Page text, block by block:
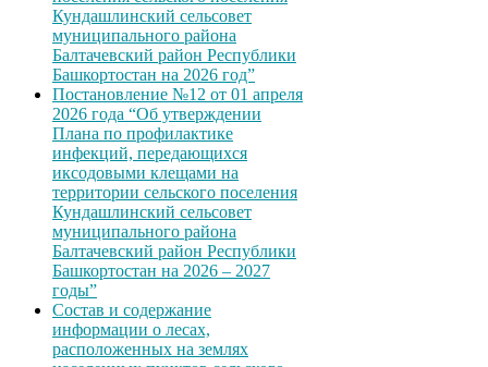
Кундашлинский сельсовет
муниципального района
Балтачевский район Республики
Башкортостан на 2026 год”
Постановление №12 от 01 апреля
2026 года “Об утверждении
Плана по профилактике
инфекций, передающихся
иксодовыми клещами на
территории сельского поселения
Кундашлинский сельсовет
муниципального района
Балтачевский район Республики
Башкортостан на 2026 – 2027
годы”
Состав и содержание
информации о лесах,
расположенных на землях